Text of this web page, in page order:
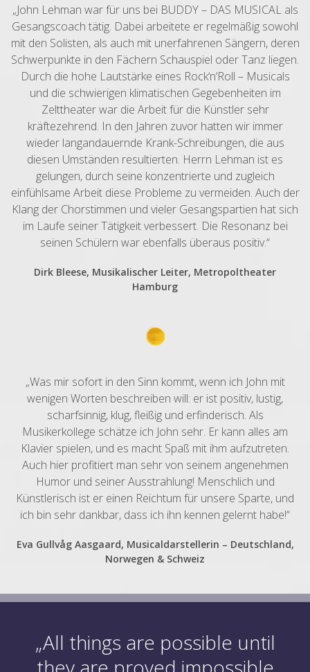
„John Lehman war für uns bei BUDDY – DAS MUSICAL als
Gesangscoach tätig. Dabei arbeitete er regelmäßig sowohl
mit den Solisten, als auch mit unerfahrenen Sängern, deren
Schwerpunkte in den Fächern Schauspiel oder Tanz liegen.
Durch die hohe Lautstärke eines Rock‘n‘Roll – Musicals
und die schwierigen klimatischen Gegebenheiten im
Zelttheater war die Arbeit für die Künstler sehr
kräftezehrend. In den Jahren zuvor hatten wir immer
wieder langandauernde Krank-Schreibungen, die aus
diesen Umständen resultierten. Herrn Lehman ist es
gelungen, durch seine konzentrierte und zugleich
einfühlsame Arbeit diese Probleme zu vermeiden. Auch der
Klang der Chorstimmen und vieler Gesangspartien hat sich
im Laufe seiner Tätigkeit verbessert. Die Resonanz bei
seinen Schülern war ebenfalls überaus positiv.“
Dirk Bleese, Musikalischer Leiter, Metropoltheater
Hamburg
„Was mir sofort in den Sinn kommt, wenn ich John mit
wenigen Worten beschreiben will: er ist positiv, lustig,
scharfsinnig, klug, fleißig und erfinderisch. Als
Musikerkollege schätze ich John sehr. Er kann alles am
Klavier spielen, und es macht Spaß mit ihm aufzutreten.
Auch hier profitiert man sehr von seinem angenehmen
Humor und seiner Ausstrahlung! Menschlich und
Künstlerisch ist er einen Reichtum für unsere Sparte, und
ich bin sehr dankbar, dass ich ihn kennen gelernt habe!“
Eva Gullvåg Aasgaard, Musicaldarstellerin – Deutschland,
Norwegen & Schweiz
„All things are possible until